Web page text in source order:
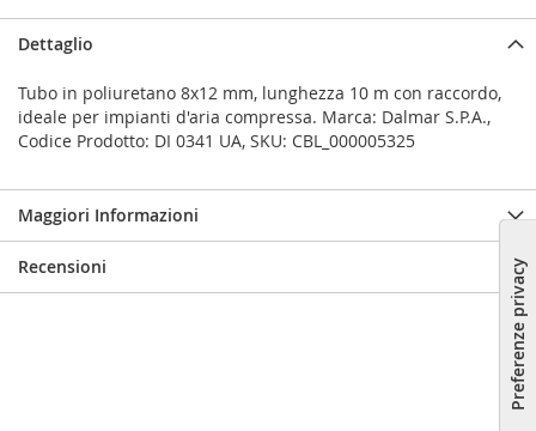
Dettaglio
Tubo in poliuretano 8x12 mm, lunghezza 10 m con raccordo,
ideale per impianti d'aria compressa. Marca: Dalmar S.P.A.,
Codice Prodotto: DI 0341 UA, SKU: CBL_000005325
Maggiori Informazioni
Recensioni